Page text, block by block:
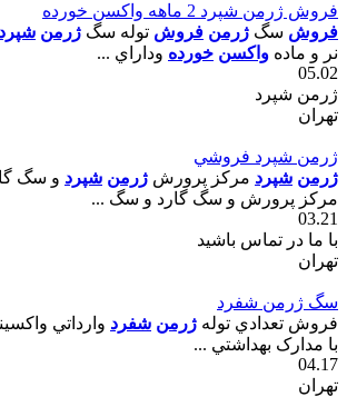
فروش ژرمن شپرد 2 ماهه واکسن خورده
فروش سگ ژرمن فروش توله سگ ژرمن شپرد
نر و ماده واکسن خورده وداراي ...
05.02
ژرمن شپرد
تهران
ژرمن شپرد فروشي
ژرمن شپرد مرکز پرورش ژرمن شپرد و سگ
مرکز پرورش و سگ گارد و سگ ...
03.21
با ما در تماس باشید
تهران
سگ ژرمن شفرد
فروش تعدادي توله ژرمن شفرد وارداتي
با مدارک بهداشتي ...
04.17
تهران